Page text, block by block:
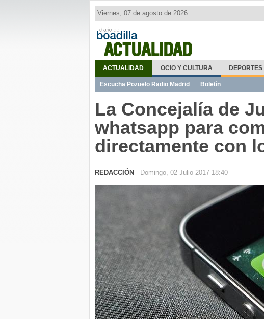
ACTUALIDAD
Viernes, 07 de agosto de 2026
ACTUALIDAD OCIO Y CULTURA DEPORTES
Escucha Pozuelo Radio Madrid Boletín
La Concejalía de
whatsapp para
directamente con
REDACCIÓN - Domingo, 02 Julio 2017 18:40